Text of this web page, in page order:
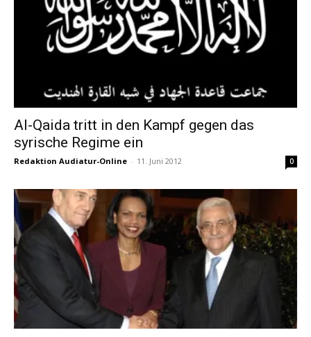
Al-Qaida tritt in den Kampf gegen das
syrische Regime ein
Redaktion Audiatur-Online - 11. Juni 2012 0